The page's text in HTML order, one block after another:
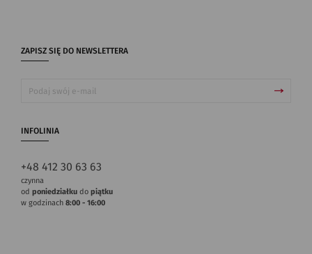
ZAPISZ SIĘ DO NEWSLETTERA
INFOLINIA
+48 412 30 63 63
czynna
od poniedziałku do piątku
w godzinach 8:00 - 16:00